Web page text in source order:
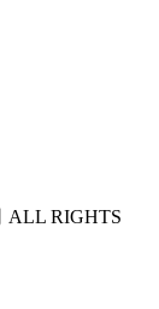
ALL RIGHTS